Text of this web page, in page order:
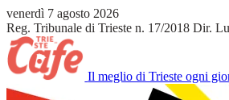
venerdì 7 agosto 2026
Reg. Tribunale di Trieste n. 17/2018 Dir.
Il meglio di Trieste ogni